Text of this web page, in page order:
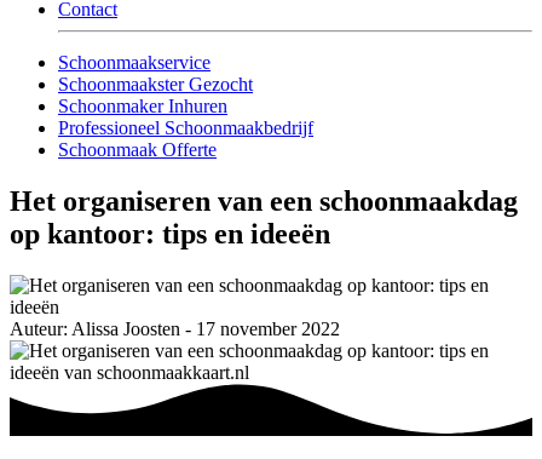
Contact
Schoonmaakservice
Schoonmaakster Gezocht
Schoonmaker Inhuren
Professioneel Schoonmaakbedrijf
Schoonmaak Offerte
Het organiseren van een schoonmaakdag
op kantoor: tips en ideeën
Auteur: Alissa Joosten - 17 november 2022